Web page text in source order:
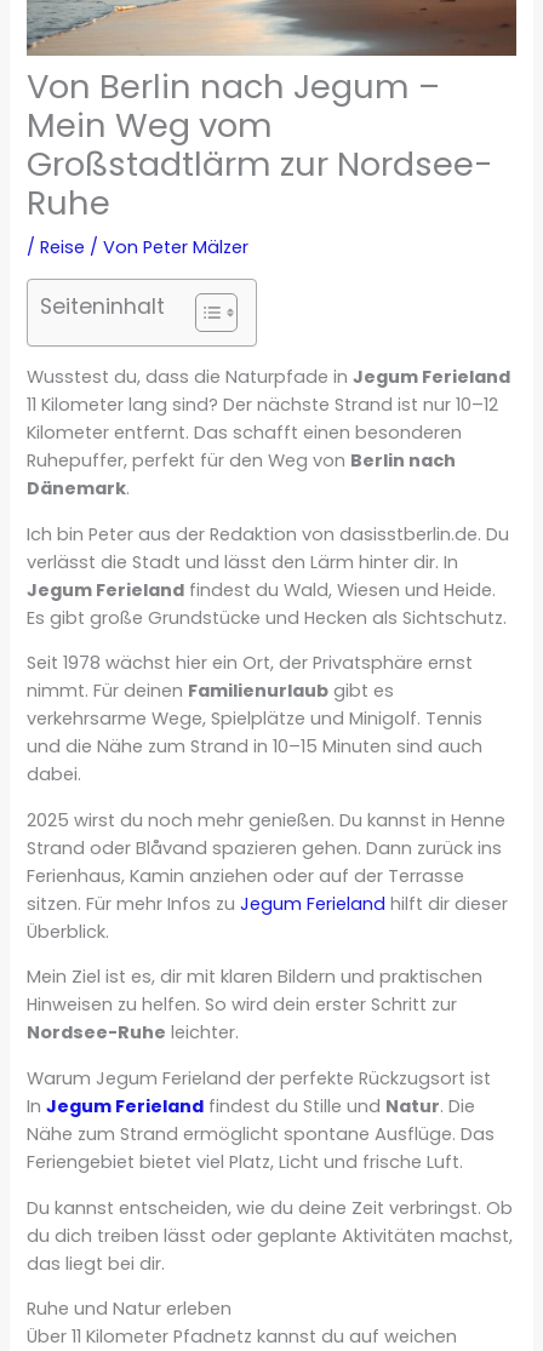
Von Berlin nach Jegum –
Mein Weg vom
Großstadtlärm zur Nordsee-
Ruhe
/Reise / VonPeter Mälzer
Seiteninhalt
Wusstest du, dass die Naturpfade inJegum Ferieland
11 Kilometer lang sind? Der nächste Strand ist nur 10–12
Kilometer entfernt. Das schafft einen besonderen
Ruhepuffer, perfekt für den Weg von Berlin nach
Dänemark.
Ich bin Peter aus der Redaktion von dasisstberlin.de. Du
verlässt die Stadt und lässt den Lärm hinter dir. In
Jegum Ferieland findest du Wald, Wiesen und Heide.
Es gibt große Grundstücke und Hecken als Sichtschutz.
Seit 1978 wächst hier ein Ort, der Privatsphäre ernst
nimmt. Für deinen Familienurlaub gibt es
verkehrsarme Wege, Spielplätze und Minigolf. Tennis
und die Nähe zum Strand in 10–15 Minuten sind auch
dabei.
2025 wirst du noch mehr genießen. Du kannst in Henne
Strand oder Blåvand spazieren gehen. Dann zurück ins
Ferienhaus, Kamin anziehen oder auf der Terrasse
sitzen. Für mehr Infos zuJegum Ferieland hilft dir dieser
Überblick.
Mein Ziel ist es, dir mit klaren Bildern und praktischen
Hinweisen zu helfen. So wird dein erster Schritt zur
Nordsee-Ruhe leichter.
Warum Jegum Ferieland der perfekte Rückzugsort ist
InJegum Ferieland findest du Stille und Natur. Die
Nähe zum Strand ermöglicht spontane Ausflüge. Das
Feriengebiet bietet viel Platz, Licht und frische Luft.
Du kannst entscheiden, wie du deine Zeit verbringst. Ob
du dich treiben lässt oder geplante Aktivitäten machst,
das liegt bei dir.
Ruhe und Natur erleben
Über 11 Kilometer Pfadnetz kannst du auf weichen